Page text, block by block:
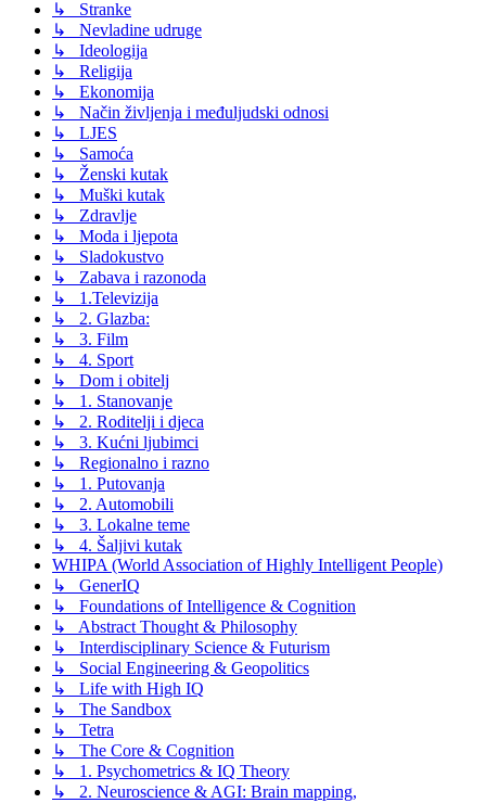
↳ Stranke
↳ Nevladine udruge
↳ Ideologija
↳ Religija
↳ Ekonomija
↳ Način življenja i međuljudski odnosi
↳ LJES
↳ Samoća
↳ Ženski kutak
↳ Muški kutak
↳ Zdravlje
↳ Moda i ljepota
↳ Sladokustvo
↳ Zabava i razonoda
↳ 1.Televizija
↳ 2. Glazba:
↳ 3. Film
↳ 4. Sport
↳ Dom i obitelj
↳ 1. Stanovanje
↳ 2. Roditelji i djeca
↳ 3. Kućni ljubimci
↳ Regionalno i razno
↳ 1. Putovanja
↳ 2. Automobili
↳ 3. Lokalne teme
↳ 4. Šaljivi kutak
WHIPA (World Association of Highly Intelligent People)
↳ GenerIQ
↳ Foundations of Intelligence & Cognition
↳ Abstract Thought & Philosophy
↳ Interdisciplinary Science & Futurism
↳ Social Engineering & Geopolitics
↳ Life with High IQ
↳ The Sandbox
↳ Tetra
↳ The Core & Cognition
↳ 1. Psychometrics & IQ Theory
↳ 2. Neuroscience & AGI: Brain mapping,